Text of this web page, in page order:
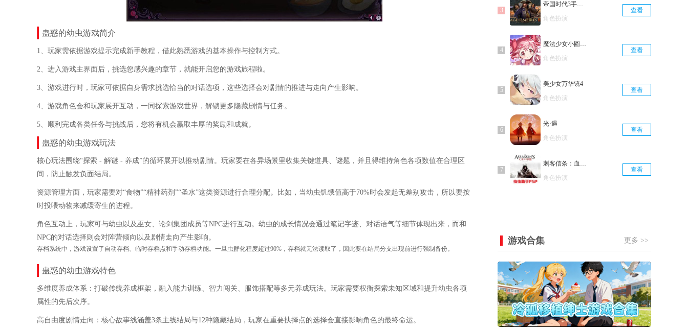
蛊惑的幼虫游戏简介
1、玩家需依据游戏提示完成新手教程，借此熟悉游戏的基本操作与控制方式。
2、进入游戏主界面后，挑选您感兴趣的章节，就能开启您的游戏旅程啦。
3、游戏进行时，玩家可依据自身需求挑选恰当的对话选项，这些选择会对剧情的推进与走向产生影响。
4、游戏角色会和玩家展开互动，一同探索游戏世界，解锁更多隐藏剧情与任务。
5、顺利完成各类任务与挑战后，您将有机会赢取丰厚的奖励和成就。
蛊惑的幼虫游戏玩法
核心玩法围绕“探索 - 解谜 - 养成”的循环展开以推动剧情。玩家要在各异场景里收集关键道具、谜题，并且得维持角色各项数值在合理区
间，防止触发负面结局。
资源管理方面，玩家需要对“食物”“精神药剂”“圣水”这类资源进行合理分配。比如，当幼虫饥饿值高于70%时会发起无差别攻击，所以要按
时投喂动物来减缓寄生的进程。
角色互动上，玩家可与幼虫以及巫女、论剑集团成员等NPC进行互动。幼虫的成长情况会通过笔记字迹、对话语气等细节体现出来，而和
NPC的对话选择则会对阵营倾向以及剧情走向产生影响。
存档系统中，游戏设置了自动存档、临时存档点和手动存档功能。一旦虫群化程度超过90%，存档就无法读取了，因此要在结局分支出现前进行强制备份。
蛊惑的幼虫游戏特色
多维度养成体系：打破传统养成框架，融入能力训练、智力闯关、服饰搭配等多元养成玩法。玩家需要权衡探索未知区域和提升幼虫各项
属性的先后次序。
高自由度剧情走向：核心故事线涵盖3条主线结局与12种隐藏结局，玩家在重要抉择点的选择会直接影响角色的最终命运。
帝国时代3手机版
角色扮演
查看
魔法少女小圆手机版
角色扮演
查看
美少女万华镜4
角色扮演
查看
光·遇
角色扮演
查看
刺客信条：血统汉化版
角色扮演
查看
游戏合集 更多 >>